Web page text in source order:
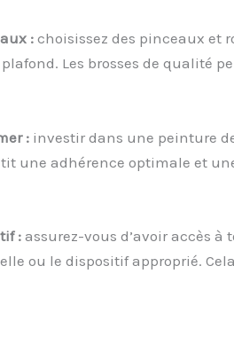
:choisissez des pinceaux et
Les brosses de qualité
:investir dans une peinture
une adhérence optimale et
:assurez-vous d’avoir accès à
ou le dispositif approprié.